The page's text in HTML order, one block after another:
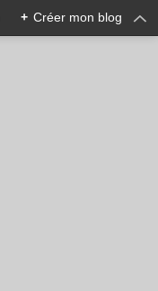
+ Créer mon blog